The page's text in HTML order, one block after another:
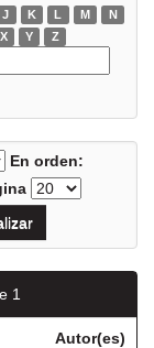
J K L M
N
X Y Z
En orden:
1
Autor(es)